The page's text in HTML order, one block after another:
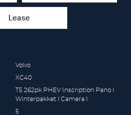
Lease
Volvo
XC40
T5 262pk PHEV Inscription Pano l
Winterpakket l Camera l
5